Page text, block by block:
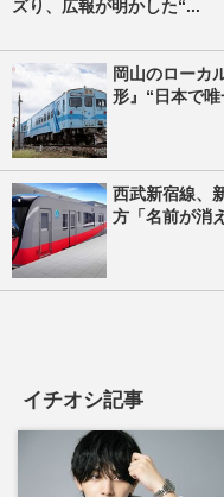
ズり、広報が明かした“...
岡山のローカ
形』“日本で
西武新宿線、
方「名前が消
イチオシ記事